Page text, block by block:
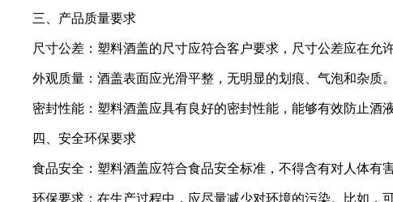
三、产品质量要求
尺寸公差：塑料酒盖的尺寸应符合客户要求，尺寸公差应在允
外观质量：酒盖表面应光滑平整，无明显的划痕、气泡和杂质
密封性能：塑料酒盖应具有良好的密封性能，能够有效防止酒
四、安全环保要求
食品安全：塑料酒盖应符合食品安全标准，不得含有对人体有
环保要求：在生产过程中，应尽量减少对环境的污染。比如，